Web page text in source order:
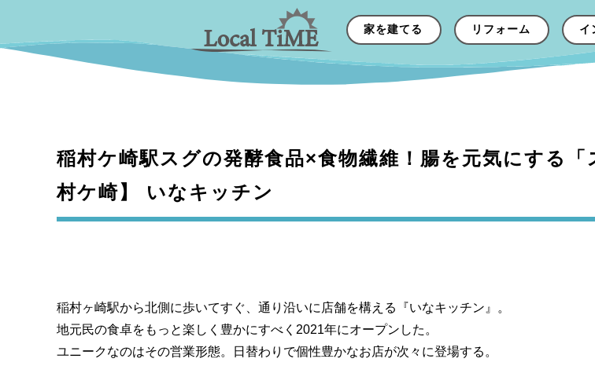
家を建てる リフォーム イ
稲村ケ崎駅スグの発酵食品×食物繊維！腸を元気にする
村ケ崎】 いなキッチン
稲村ヶ崎駅から北側に歩いてすぐ、通り沿いに店舗を構える『いなキッチン』。
地元民の食卓をもっと楽しく豊かにすべく2021年にオープンした。
ユニークなのはその営業形態。日替わりで個性豊かなお店が次々に登場する。